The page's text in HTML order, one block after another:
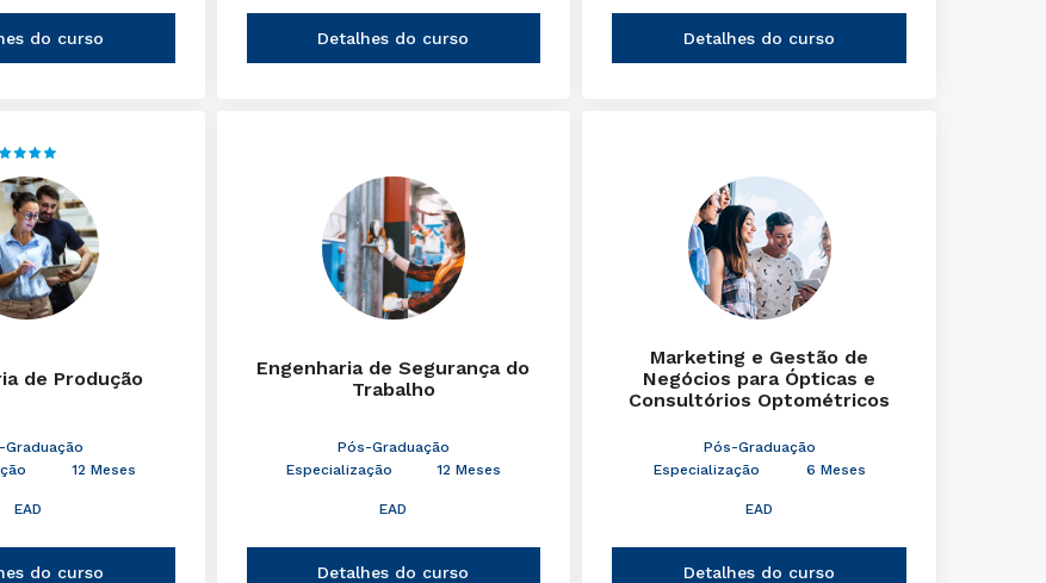
do curso Detalhes do curso Detalhes do curso
de Produção
Graduação
12 Meses
EAD
do curso
Engenharia de Segurança do
Trabalho
Pós-Graduação
Especialização
12 Meses
EAD
Detalhes do curso
Marketing e Gestão de
Negócios para Ópticas e
Consultórios Optométricos
Pós-Graduação
Especialização
6 Meses
EAD
Detalhes do curso